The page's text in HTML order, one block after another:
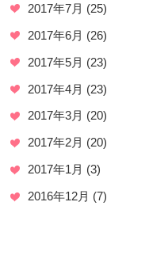
2017年7月 (25)
2017年6月 (26)
2017年5月 (23)
2017年4月 (23)
2017年3月 (20)
2017年2月 (20)
2017年1月 (3)
2016年12月 (7)